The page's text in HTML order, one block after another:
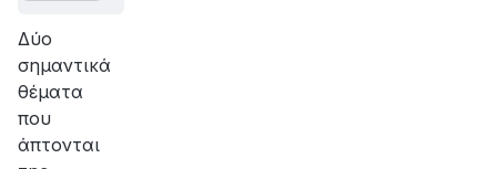
Δύο
σημαντικά
θέματα
που
άπτονται